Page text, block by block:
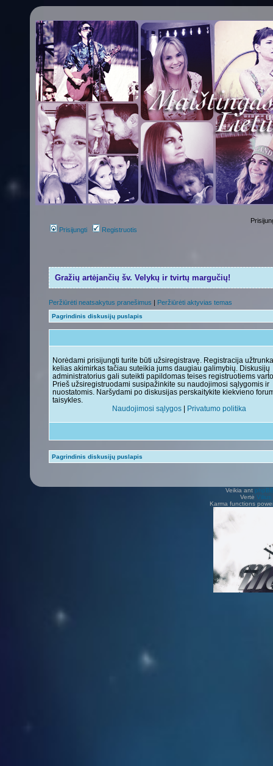
Prisijungti Registruotis
Gražių artėjančių šv. Velykų ir tvirtų margučių!
Peržiūrėti neatsakytus pranešimus | Peržiūrėti aktyvias temas
Pagrindinis diskusijų puslapis
Norėdami prisijungti turite būti užsiregistravę. Registracija
kelias akimirkas tačiau suteikia jums daugiau galimybių. Diskusijų
administratorius gali suteikti papildomas teises registruotiems
Prieš užsiregistruodami susipažinkite su naudojimosi sąlygomis ir
nuostatomis. Naršydami po diskusijas perskaitykite kiekvieno
taisykles.
Naudojimosi sąlygos | Privatumo politika
Pagrindinis diskusijų puslapis
Veikia ant
Vertė Vilius
Karma functions